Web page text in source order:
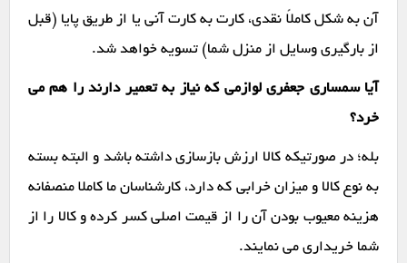
آن به شکل کاملاً نقدی، کارت به کارت آنی یا از طریق پایا (قبل
از بارگیری وسایل از منزل شما) تسویه خواهد شد.
آیا سمساری جعفری لوازمی که نیاز به تعمیر دارند را هم می
خرد؟
بله؛ در صورتیکه کالا ارزش بازسازی داشته باشد و البته بسته
به نوع کالا و میزان خرابی که دارد، کارشناسان ما کاملا منصفانه
هزینه معیوب بودن آن را از قیمت اصلی کسر کرده و کالا را از
شما خریداری می نمایند.